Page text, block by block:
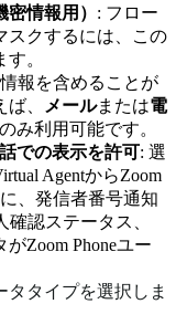
情報用） : フロー
スクするには、この
。
報を含めることが
、
メールまたは電
み利用可能です。
での表示を許可: 選
AgentからZoom
、発信者番号通知
認ステータス、
Zoom Phoneユー
タタイプを選択しま